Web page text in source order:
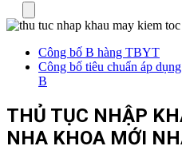
Công bố B hàng TBYT
Công bố tiêu chuẩn áp
B
THỦ TỤC NHẬP
NHA KHOA MỚI